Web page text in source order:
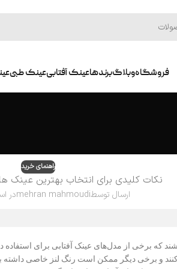
فروشگاهوبلاگبرندهاعینک آفتابیعینک طبی
راهنمای خرید
نکات کلیدی برای انتخاب بهترین عینک
ارسال توسطmehran mahmoudiدر
که برخی از مدل‌های عینک آفتابی برای
کنند و برخی دیگر ممکن است رنگ لنز خاصی